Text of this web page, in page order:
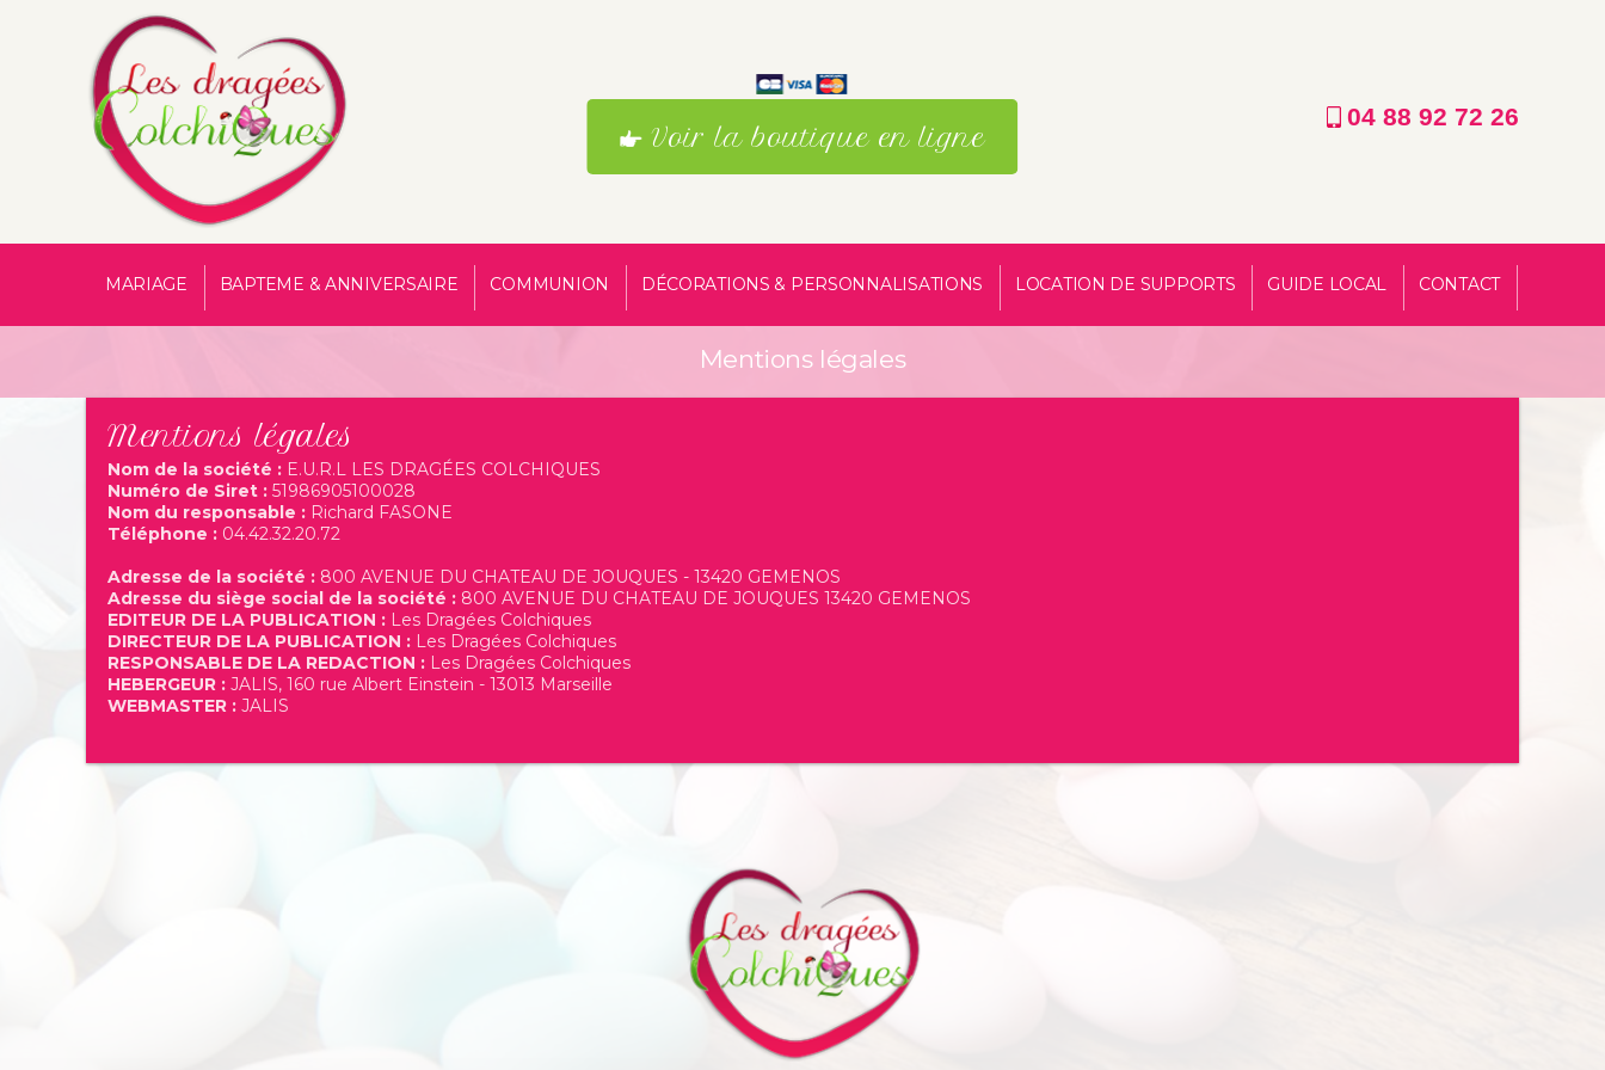
Voir la boutique en ligne
04 88 92 72 26
MARIAGE BAPTEME & ANNIVERSAIRE COMMUNION DÉCORATIONS & PERSONNALISATIONS LOCATION DE SUPPORTS GUIDE LOCAL CONTACT
Mentions légales
Mentions légales
Nom de la société : E.U.R.L LES DRAGÉES COLCHIQUES
Numéro de Siret : 51986905100028
Nom du responsable : Richard FASONE
Téléphone : 04.42.32.20.72
Adresse de la société : 800 AVENUE DU CHATEAU DE JOUQUES - 13420 GEMENOS
Adresse du siège social de la société : 800 AVENUE DU CHATEAU DE JOUQUES 13420 GEMENOS
EDITEUR DE LA PUBLICATION : Les Dragées Colchiques
DIRECTEUR DE LA PUBLICATION : Les Dragées Colchiques
RESPONSABLE DE LA REDACTION : Les Dragées Colchiques
HEBERGEUR : JALIS, 160 rue Albert Einstein - 13013 Marseille
WEBMASTER : JALIS